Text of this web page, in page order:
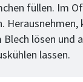
füllen. Im
Herausnehmen,
Blech lösen und
lassen.